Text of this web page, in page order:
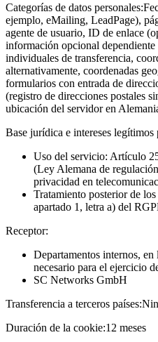
Categorías de datos personales:
ejemplo, eMailing, LeadPage),
agente de usuario, ID de enlace
información opcional
individuales de transferencia,
alternativamente, coordenadas
formularios con entrada de
(registro de direcciones postales
ubicación del servidor en
Base jurídica e intereses legítimos
Uso del servicio: Artículo
(Ley Alemana de
privacidad en
Tratamiento posterior de
apartado 1, letra a) del
Receptor:
Departamentos internos, en
necesario para el ejercicio
SC Networks GmbH
Transferencia a terceros países:
Duración de la cookie:12 meses